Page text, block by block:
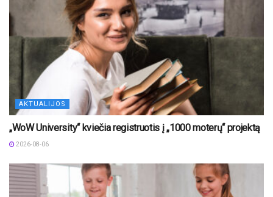
AKTUALIJOS
„WoW University“ kviečia registruotis į „1000 moterų“ projektą
2026-08-06